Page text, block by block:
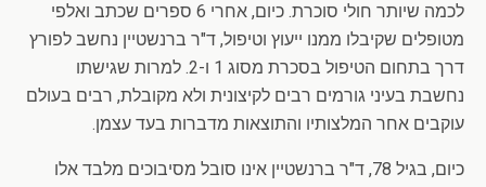
לכמה שיותר חולי סוכרת. כיום, אחרי 6 ספרים שכתב ואלפי
מטופלים שקיבלו ממנו ייעוץ וטיפול, ד"ר ברנשטיין נחשב לפורץ
דרך בתחום הטיפול בסכרת מסוג 1 ו-2. למרות שגישתו
נחשבת בעיני גורמים רבים לקיצונית ולא מקובלת, רבים בעולם
עוקבים אחר המלצותיו והתוצאות מדברות בעד עצמן.
כיום, בגיל 78, ד"ר ברנשטיין אינו סובל מסיבוכים מלבד אלו